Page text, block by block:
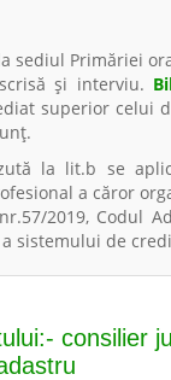
sediul Primăriei
și interviu.
superior celui
la lit.b se
a căror
2019, Codul
sistemului de
consilier